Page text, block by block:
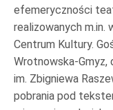
efemeryczności
realizowanych m.in.
Centrum Kultury.
Wrotnowska-
im. Zbigniewa
pobrania pod